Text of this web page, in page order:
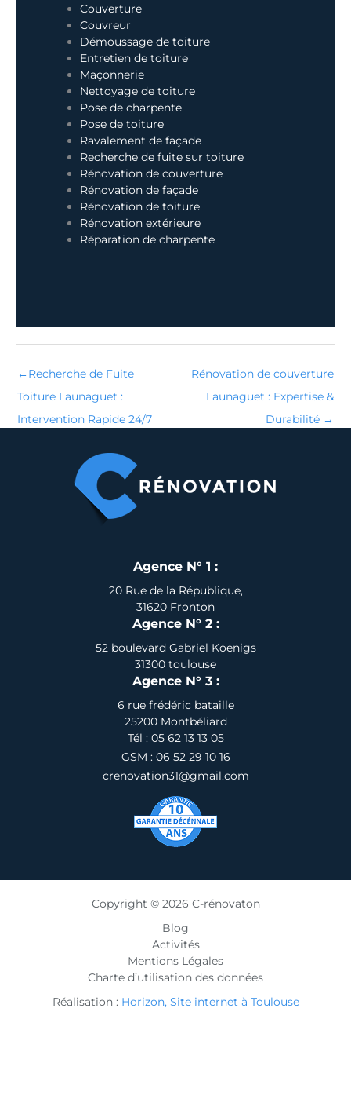
Couverture
Couvreur
Démoussage de toiture
Entretien de toiture
Maçonnerie
Nettoyage de toiture
Pose de charpente
Pose de toiture
Ravalement de façade
Recherche de fuite sur toiture
Rénovation de couverture
Rénovation de façade
Rénovation de toiture
Rénovation extérieure
Réparation de charpente
←Recherche de Fuite
Toiture Launaguet :
Intervention Rapide 24/7
Rénovation de couverture
Launaguet : Expertise &
Durabilité →
Agence N° 1 :
20 Rue de la République,
31620 Fronton
Agence N° 2 :
52 boulevard Gabriel Koenigs
31300 toulouse
Agence N° 3 :
6 rue frédéric bataille
25200 Montbéliard
Tél : 05 62 13 13 05
GSM : 06 52 29 10 16
crenovation31@gmail.com
Copyright © 2026 C-rénovaton
Blog
Activités
Mentions Légales
Charte d’utilisation des données
Réalisation : Horizon, Site internet à Toulouse